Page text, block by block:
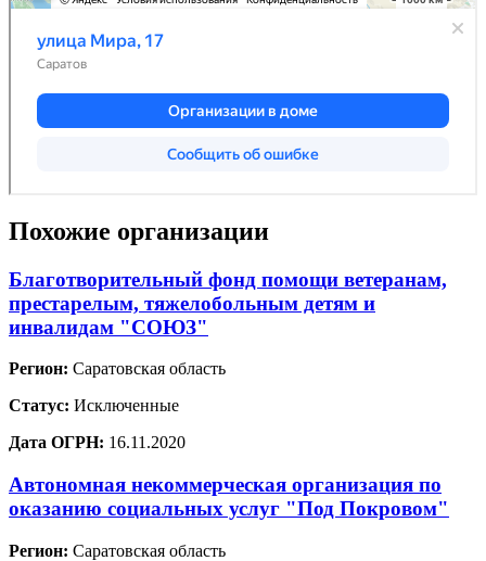
Похожие организации
Благотворительный фонд помощи ветеранам,
престарелым, тяжелобольным детям и
инвалидам "СОЮЗ"
Регион: Саратовская область
Статус: Исключенные
Дата ОГРН: 16.11.2020
Автономная некоммерческая организация по
оказанию социальных услуг "Под Покровом"
Регион: Саратовская область